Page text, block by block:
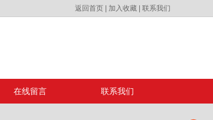
返回首页 加入收藏 联系我们
在线留言 联系我们